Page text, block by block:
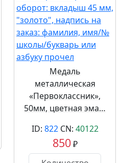
Медаль
металлическая
«Первоклассник»,
50мм, цветная эма…
ID: 822CN: 40122
850₽